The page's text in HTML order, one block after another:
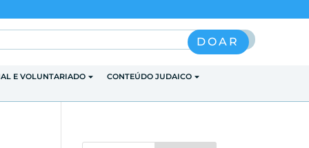
Pesquisar
DOAR
E VOLUNTARIADO
CONTEÚDO JUDAICO